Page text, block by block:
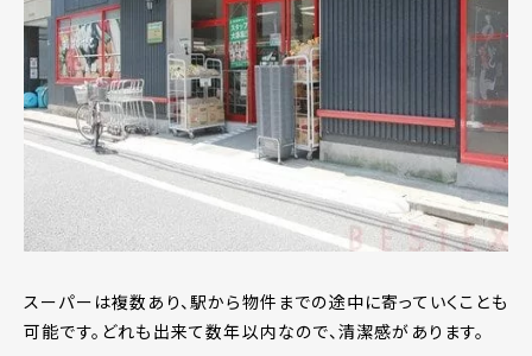
スーパーは複数あり、駅から物件までの途中に寄っていくことも
可能です。どれも出来て数年以内なので、清潔感があります。